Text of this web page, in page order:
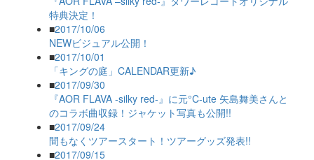
特典決定！
■2017/10/06
NEWビジュアル公開！
■2017/10/01
「キングの庭」CALENDAR更新♪
■2017/09/30
『AOR FLAVA -silky red-』に元°C-ute 矢島舞美さんと
のコラボ曲収録！ジャケット写真も公開!!
■2017/09/24
間もなくツアースタート！ツアーグッズ発表!!
■2017/09/15